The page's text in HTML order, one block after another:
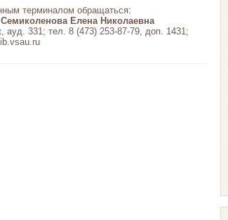
терминалом обращаться:
Семиколенова Елена Николаевна
331; тел. 8 (473) 253-87-79, доп. 1431;